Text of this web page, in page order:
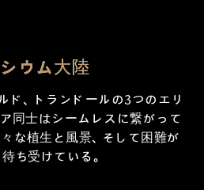
ウム大陸
ド、トランドールの3つのエリ
同士はシームレスに繋がって
な植生と風景、そして困難が
ち受けている。